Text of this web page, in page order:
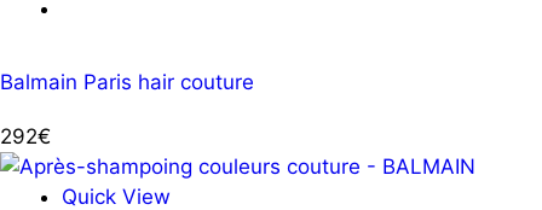
options
Balmain Paris hair couture
292€
Quick View